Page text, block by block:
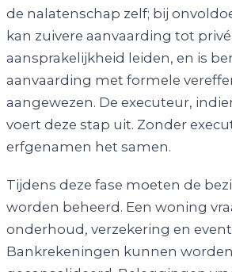
de nalatenschap zelf; bij
kan zuivere aanvaarding tot
aansprakelijkheid leiden, en is
aanvaarding met formele
aangewezen. De executeur,
voert deze stap uit. Zonder
erfgenamen het samen.
Tijdens deze fase moeten de
worden beheerd. Een woning
onderhoud, verzekering en
Bankrekeningen kunnen worden